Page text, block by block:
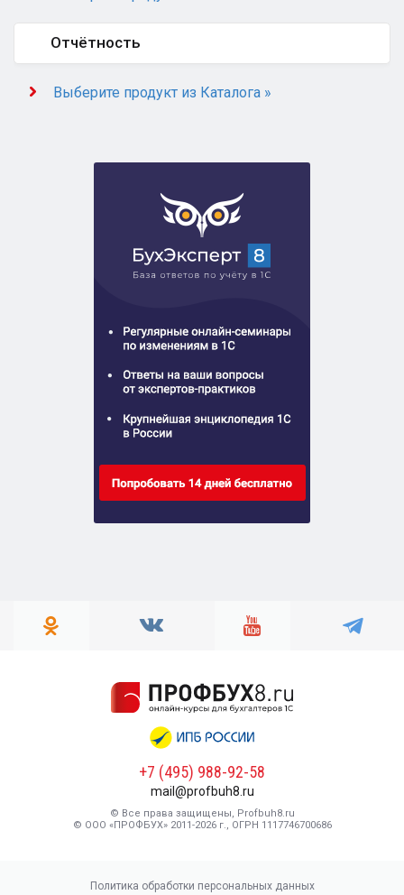
Отчётность
Выберите продукт из Каталога »
+7 (495) 988-92-58
mail@profbuh8.ru
© Все права защищены, Profbuh8.ru
© ООО «ПРОФБУХ» 2011-2026 г., ОГРН 1117746700686
Политика обработки персональных данных